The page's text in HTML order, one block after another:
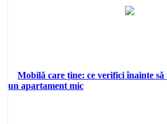
Mobilă care ține: ce verifici înainte să
un apartament mic